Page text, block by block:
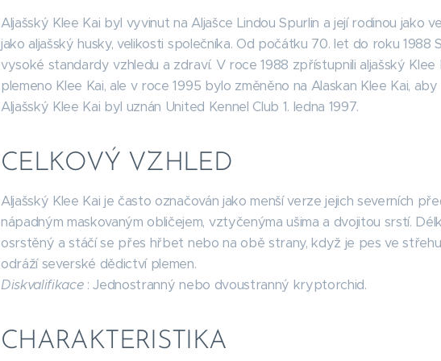
Aljašský Klee Kai byl vyvinut na Aljašce Lindou Spurlin a její rodinou jako
jako aljašský husky, velikosti společníka. Od počátku 70. let do roku 1988
vysoké standardy vzhledu a zdraví. V roce 1988 zpřístupnili aljašský
plemeno Klee Kai, ale v roce 1995 bylo změněno na Alaskan Klee Kai,
Aljašský Klee Kai byl uznán United Kennel Club 1. ledna 1997.
CELKOVÝ VZHLED
Aljašský Klee Kai je často označován jako menší verze jejich severních
nápadným maskovaným obličejem, vztyčenýma ušima a dvojitou srstí.
osrstěný a stáčí se přes hřbet nebo na obě strany, když je pes ve
odráží severské dědictví plemen.
Diskvalifikace: Jednostranný nebo dvoustranný kryptorchid.
CHARAKTERISTIKA